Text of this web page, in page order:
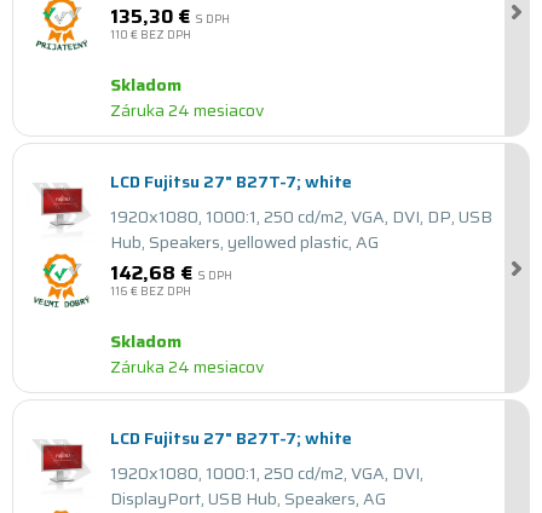
135,30 € S DPH
110 € BEZ DPH
Skladom
Záruka 24 mesiacov
LCD Fujitsu 27" B27T-7; white
1920x1080, 1000:1, 250 cd/m2, VGA, DVI, DP, USB
Hub, Speakers, yellowed plastic, AG
142,68 € S DPH
116 € BEZ DPH
Skladom
Záruka 24 mesiacov
LCD Fujitsu 27" B27T-7; white
1920x1080, 1000:1, 250 cd/m2, VGA, DVI,
DisplayPort, USB Hub, Speakers, AG